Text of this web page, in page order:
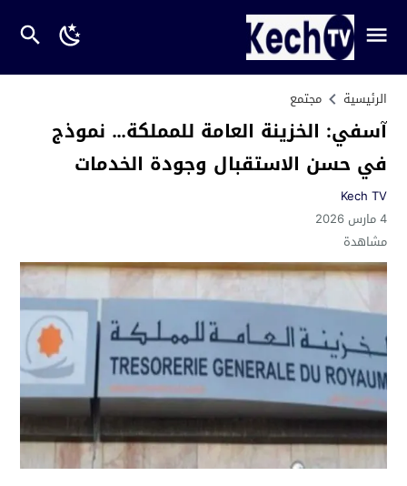
الرئيسية مجتمع
آسفي: الخزينة العامة للمملكة… نموذج
في حسن الاستقبال وجودة الخدمات
Kech TV
4 مارس 2026
مشاهدة